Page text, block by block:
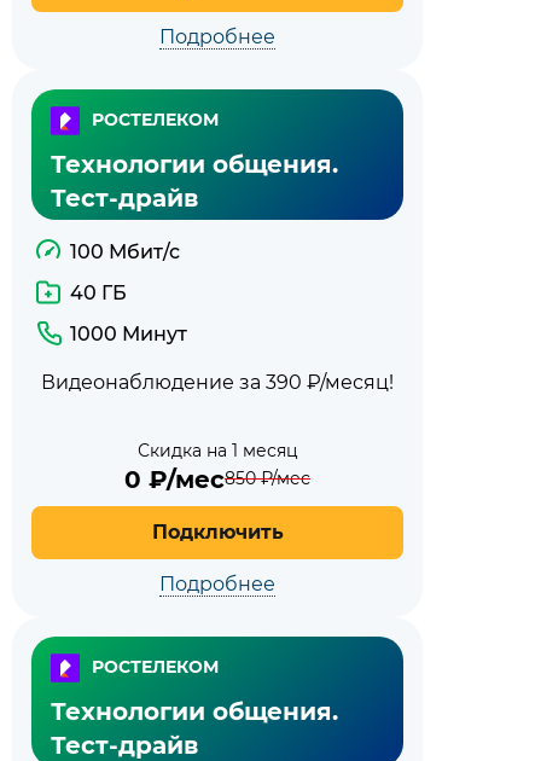
Подробнее
РОСТЕЛЕКОМ
Технологии общения.
Тест-драйв
100 Мбит/с
40 ГБ
1000 Минут
Видеонаблюдение за 390 ₽/месяц!
Скидка на 1 месяц
0 ₽/мес850₽/мес
Подключить
Подробнее
РОСТЕЛЕКОМ
Технологии общения.
Тест-драйв